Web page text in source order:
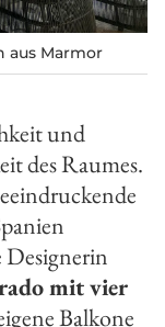
aus Marmor
und
des Raumes.
Designerin
mit vier
Balkone